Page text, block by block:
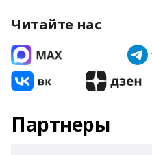
Читайте нас
Партнеры